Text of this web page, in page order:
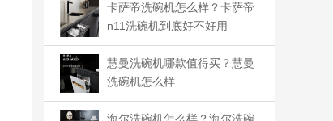
卡萨帝洗碗机怎么样？卡萨帝
n11洗碗机到底好不好用
慧曼洗碗机哪款值得买？慧曼
洗碗机怎么样